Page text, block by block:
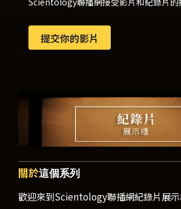
提交你的影片
關於這個系列
歡迎來到Scientology聯播網紀錄片展示